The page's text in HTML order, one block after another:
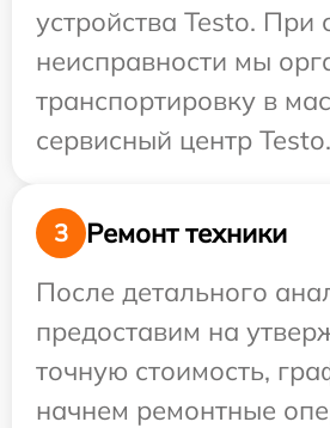
устройства Testo. При
неисправности мы
транспортировку в
сервисный центр Testo.
3
Ремонт техники
После детального
предоставим на
точную стоимость,
начнем ремонтные